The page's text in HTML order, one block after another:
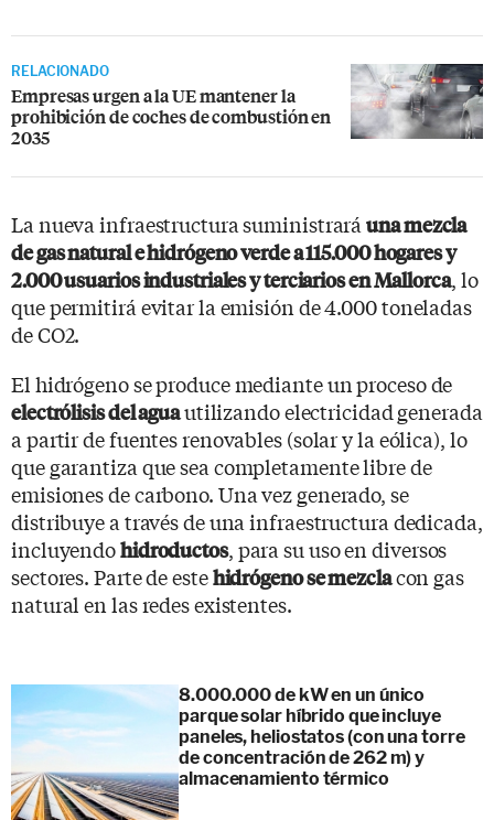
RELACIONADO
Empresas urgen a la UE mantener la
prohibición de coches de combustión en
2035
La nueva infraestructura suministraráuna mezcla
de gas natural e hidrógeno verde a 115.000 hogares y
2.000 usuarios industriales y terciarios en Mallorca, lo
que permitirá evitar la emisión de 4.000 toneladas
de CO2.
El hidrógeno se produce mediante un proceso de
electrólisis del aguautilizando electricidad generada
a partir de fuentes renovables (solar y la eólica), lo
que garantiza que sea completamente libre de
emisiones de carbono. Una vez generado, se
distribuye a través de una infraestructura dedicada,
incluyendohidroductos, para su uso en diversos
sectores. Parte de estehidrógeno se mezclacon gas
natural en las redes existentes.
8.000.000 de kW en un único
parque solar híbrido que incluye
paneles, heliostatos (con una torre
de concentración de 262 m) y
almacenamiento térmico